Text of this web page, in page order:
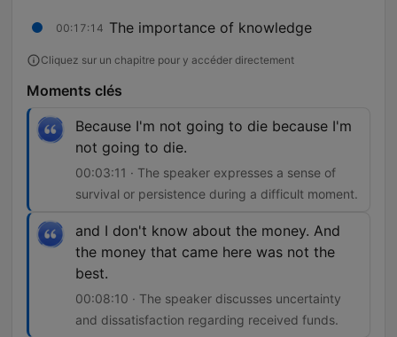
00:17:14 The importance of knowledge
Cliquez sur un chapitre pour y accéder directement
Moments clés
Because I'm not going to die because I'm
not going to die.
00:03:11 · The speaker expresses a sense of
survival or persistence during a difficult moment.
and I don't know about the money. And
the money that came here was not the
best.
00:08:10 · The speaker discusses uncertainty
and dissatisfaction regarding received funds.